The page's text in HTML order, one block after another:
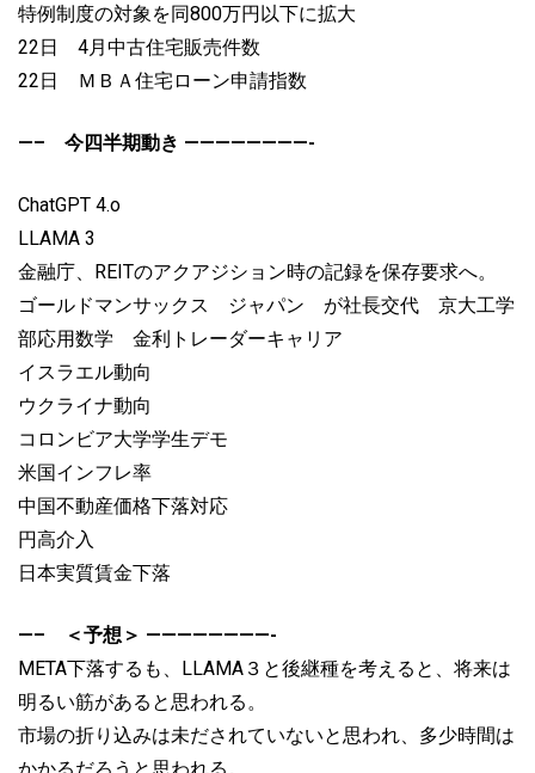
特例制度の対象を同800万円以下に拡大
22日 4月中古住宅販売件数
22日 ＭＢＡ住宅ローン申請指数
—– 今四半期動き ————————-
ChatGPT 4.o
LLAMA 3
金融庁、REITのアクアジション時の記録を保存要求へ。
ゴールドマンサックス ジャパン が社長交代 京大工学
部応用数学 金利トレーダーキャリア
イスラエル動向
ウクライナ動向
コロンビア大学学生デモ
米国インフレ率
中国不動産価格下落対応
円高介入
日本実質賃金下落
—– ＜予想＞ ————————-
META下落するも、LLAMA３と後継種を考えると、将来は
明るい筋があると思われる。
市場の折り込みは未だされていないと思われ、多少時間は
かかるだろうと思われる。